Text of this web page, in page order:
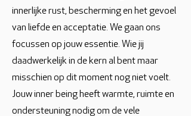
innerlijke rust, bescherming en het gevoel
van liefde en acceptatie. We gaan ons
focussen op jouw essentie. Wie jij
daadwerkelijk in de kern al bent maar
misschien op dit moment nog niet voelt.
Jouw inner being heeft warmte, ruimte en
ondersteuning nodig om de vele